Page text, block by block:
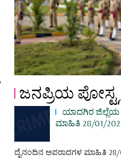
Previous
ಜನಪ್ರಿಯ
ಯಾದಗಿರ ಜಿಲ್ಲೆಯ
ಮಾಹಿತಿ 28/01/
ದೈನಂದಿನ ಅಪರಾದಗಳ ಮಾಹಿತಿ 28/